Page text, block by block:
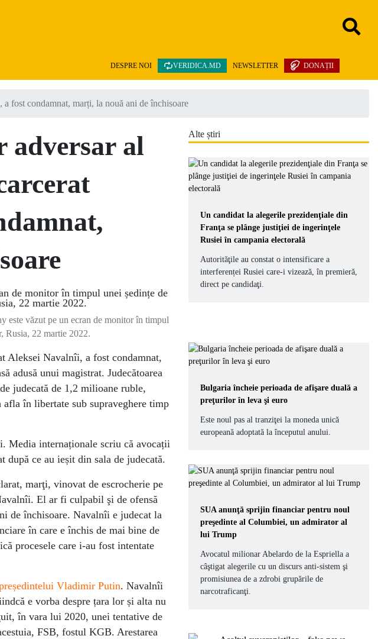
DONAȚII
NEWSLETTER
VERIDICA.MD
DESPRE NOI
fost condamnat, marți, la nouă ani de închisoare
adversar al
văzut pe un ecran de monitor în timpul
Rusia, 22 martie 2022.
Aleksei Navalnîi, a fost condamnat,
adusă unui magistrat. Judecătoarea
judecată de 1,2 milioane ruble,
în libertate sub supraveghere timp
Media internaționale scriu că avocații
ce au ieșit din sala de judecată.
marţi, vinovat de escrocherie pe
El ar fi culpabil şi de ofensă
de închisoare. Navalnîi e judecat la
în care e închis de mai bine de
procesele care i-au fost intentate
Vladimir Putin. Navalnîi
e vorba despre țara lor și alta nu
în vara lui 2020, unei tentative de
FSB, fostul KGB. Arestarea
Alte știri
Un candidat la alegerile prezidenţiale din
Franţa se plânge justiţiei de ingerinţele
Rusiei în campania electorală
Autorităţile au constat o intensificare a
interferenței Rusiei care-i vizează, în premieră,
direct pe candidaţi.
Bulgaria încheie perioada de afişare duală a
preţurilor în leva şi euro
Este noul pas al tranziţei la moneda unică
europeană adoptată la începutul anului.
SUA anunţă sprijin financiar pentru noul
preşedinte al Columbiei, un admirator al
lui Trump
Avocatul milionar Abelardo de la Espriella a
câştigat alegerile cu un discurs anti-sistem şi
promisiunea de a zdrobi grupările de
narcotraficanţi.